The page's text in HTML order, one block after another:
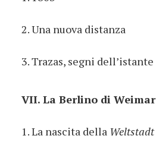
2. Una nuova distanza
3. Trazas, segni dell’istante
VII. La Berlino di Weimar
1. La nascita della Weltstadt